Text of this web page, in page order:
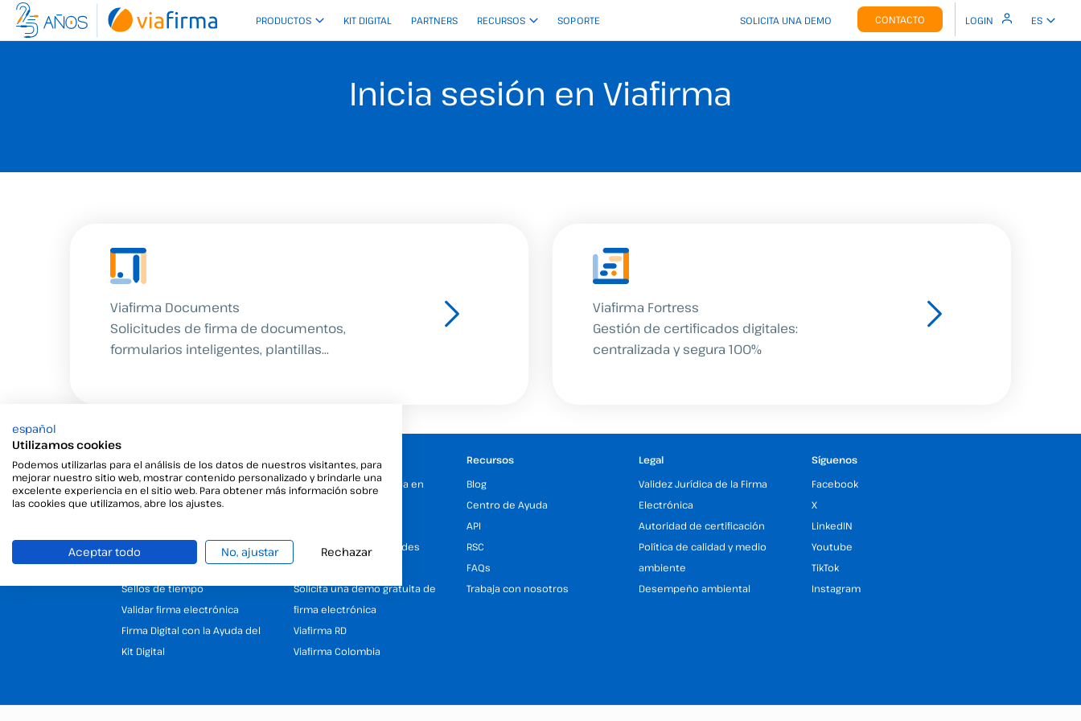
PRODUCTOS KIT DIGITAL PARTNERS RECURSOS SOPORTE SOLICITA UNA DEMO CONTACTO LOGIN ES
Inicia sesión en Viafirma
Viafirma Documents
Solicitudes de firma de documentos,
formularios inteligentes, plantillas...
Viafirma Fortress
Gestión de certificados digitales:
centralizada y segura 100%
Productos
Firma digital
Firma electrónica
Gestor de certificados
digitales
Sellos de tiempo
Validar firma electrónica
Firma Digital con la Ayuda del
Kit Digital
Empresa
25 Años de experiencia en
Nuestras Oficinas y Sedes
Solicita una demo gratuita de
firma electrónica
Viafirma RD
Viafirma Colombia
Recursos
Blog
Centro de Ayuda
API
RSC
FAQs
Trabaja con nosotros
Legal
Validez Jurídica de la Firma
Electrónica
Autoridad de certificación
Política de calidad y medio
ambiente
Desempeño ambiental
Síguenos
Facebook
X
LinkedIN
Youtube
TikTok
Instagram
español
Utilizamos cookies
Podemos utilizarlas para el análisis de los datos de nuestros visitantes, para
mejorar nuestro sitio web, mostrar contenido personalizado y brindarle una
excelente experiencia en el sitio web. Para obtener más información sobre
las cookies que utilizamos, abre los ajustes.
Aceptar todo No, ajustar Rechazar